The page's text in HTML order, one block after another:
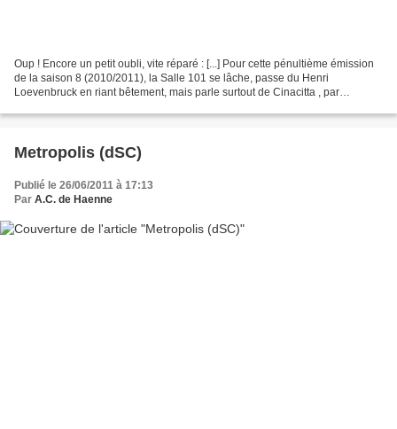
Oup ! Encore un petit oubli, vite réparé : [...] Pour cette pénultième émission
de la saison 8 (2010/2011), la Salle 101 se lâche, passe du Henri
Loevenbruck en riant bêtement, mais parle surtout de Cinacitta , par
Metropolis (dSC)
Publié le 26/06/2011 à 17:13
Par A.C. de Haenne